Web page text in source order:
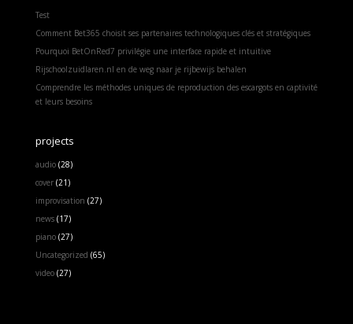
Test
Comment Bet365 choisit ses partenaires technologiques clés et stratégiques
Pourquoi BetOnRed7 privilégie une interface rapide et intuitive
Rijschoolzuidlaren.nl en de weg naar je rijbewijs behalen
Comprendre les méthodes uniques de reproduction des escargots en captivité
et leurs besoins
projects
audio(28)
cover(21)
improvisation (27)
news(17)
piano(27)
Uncategorized (65)
video(27)